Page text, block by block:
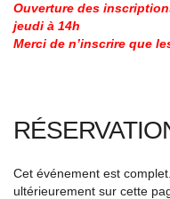
Ouverture des
jeudi à 14h
Merci de n’inscrire que
Cet événement est
ultérieurement sur cette